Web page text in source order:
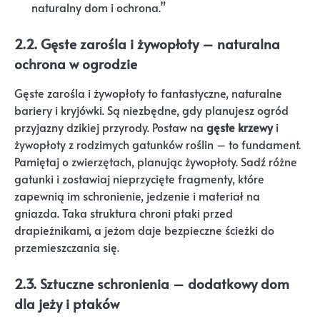
naturalny dom i ochrona.”
2.2. Gęste zarośla i żywopłoty – naturalna
ochrona w ogrodzie
Gęste zarośla i żywopłoty to fantastyczne, naturalne
bariery i kryjówki. Są niezbędne, gdy planujesz ogród
przyjazny dzikiej przyrody. Postaw na gęste krzewyi
żywopłoty z rodzimych gatunków roślin – to fundament.
Pamiętaj o zwierzętach, planując żywopłoty. Sadź różne
gatunki i zostawiaj nieprzycięte fragmenty, które
zapewnią im schronienie, jedzenie i materiał na
gniazda. Taka struktura chroni ptaki przed
drapieżnikami, a jeżom daje bezpieczne ścieżki do
przemieszczania się.
2.3. Sztuczne schronienia – dodatkowy dom
dla jeży i ptaków